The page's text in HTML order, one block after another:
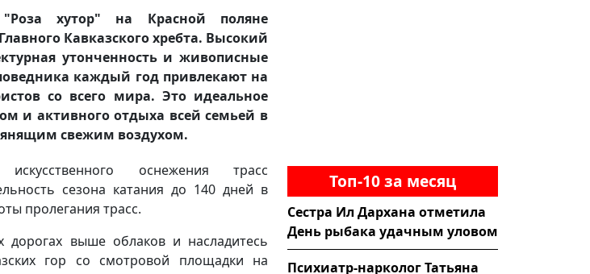
хутор" на Красной поляне
Кавказского хребта. Высокий
утонченность и живописные
каждый год привлекают на
со всего мира. Это идеальное
и активного отдыха всей семьей в
свежим воздухом.
оснежения трасс
сезона катания до 140 дней в
пролегания трасс.
дорогах выше облаков и насладитесь
гор со смотровой площадки на
Топ-10 за месяц
Сестра Ил Дархана отметила
День рыбака удачным уловом
Психиатр-нарколог Татьяна